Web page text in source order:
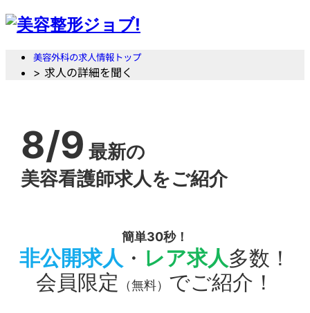
美容外科の求人情報トップ
> 求人の詳細を聞く
8/9 最新の
美容看護師求人をご紹介
簡単30秒！
非公開求人 ・ レア求人多数！
会員限定
（無料） でご紹介！